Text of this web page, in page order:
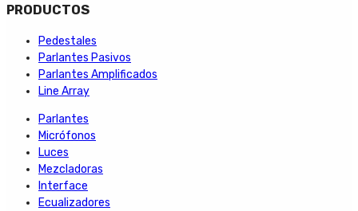
PRODUCTOS
Pedestales
Parlantes Pasivos
Parlantes Amplificados
Line Array
Parlantes
Micrófonos
Luces
Mezcladoras
Interface
Ecualizadores